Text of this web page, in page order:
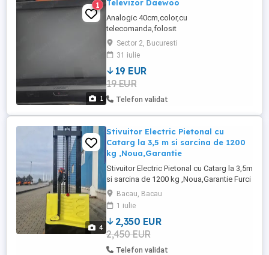
1
1 Televizor Daewoo
Analogic 40cm,color,cu
telecomanda,folosit
Sector 2, Bucuresti
31 iulie
19 EUR
19 EUR
Telefon validat
4
Stivuitor Electric Pietonal cu
Catarg la 3,5 m si sarcina de 1200
kg ,Noua,Garantie
Stivuitor Electric Pietonal cu Catarg la 3,5m
si sarcina de 1200 kg ,Noua,Garantie Furci
de 1150 mm. Catarg duplex la 3,5 m.
Inaltime de ridicare de 3,5 m. Baterie tip
gel fara intretinere de 24V sau optional
baterie Li-Ion Redresor,integrat in sasiu cu
alimentare la 220 V Service local cu
contract. ...
Bacau, Bacau
1 iulie
2,350 EUR
2,450 EUR
Telefon validat